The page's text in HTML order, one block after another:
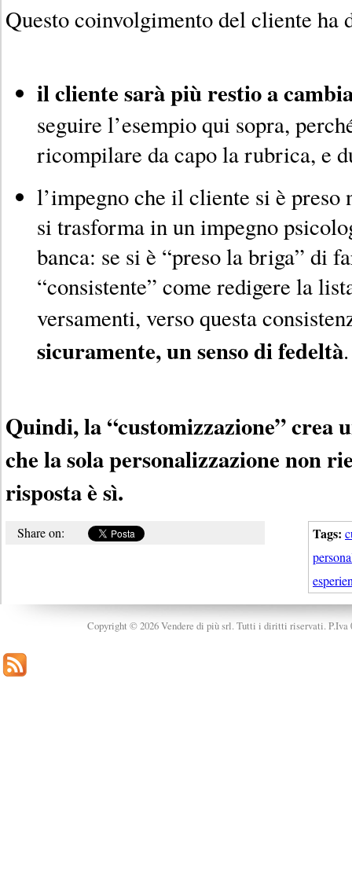
Questo coinvolgimento del cliente ha
il cliente sarà più restio a
seguire l’esempio qui sopra,
ricompilare da capo la rubrica, e
l’impegno che il cliente si è
si trasforma in un impegno
banca: se si è “preso la briga” di
“consistente” come redigere la
versamenti, verso questa
sicuramente, un senso di fedeltà.
Quindi, la “customizzazione” crea
che la sola personalizzazione non
risposta è sì.
Tags:
Share on:
Copyright © 2026 Vendere di più srl. Tutti i diritti riservati. P.Iva